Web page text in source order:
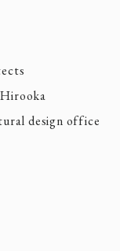
design office